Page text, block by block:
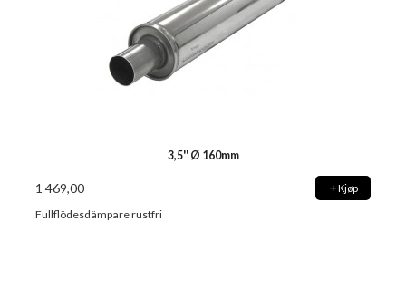
3,5'' Ø 160mm
1 469,00 Kjøp
Fullflödesdämpare rustfri